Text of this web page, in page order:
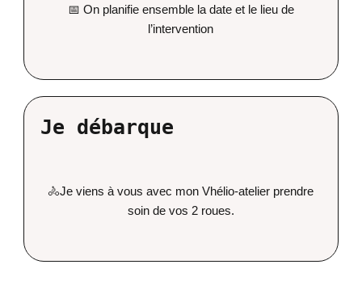
📅 On planifie ensemble la date et le lieu de
l’intervention
Je débarque
🚴Je viens à vous avec mon Vhélio-atelier prendre
soin de vos 2 roues.